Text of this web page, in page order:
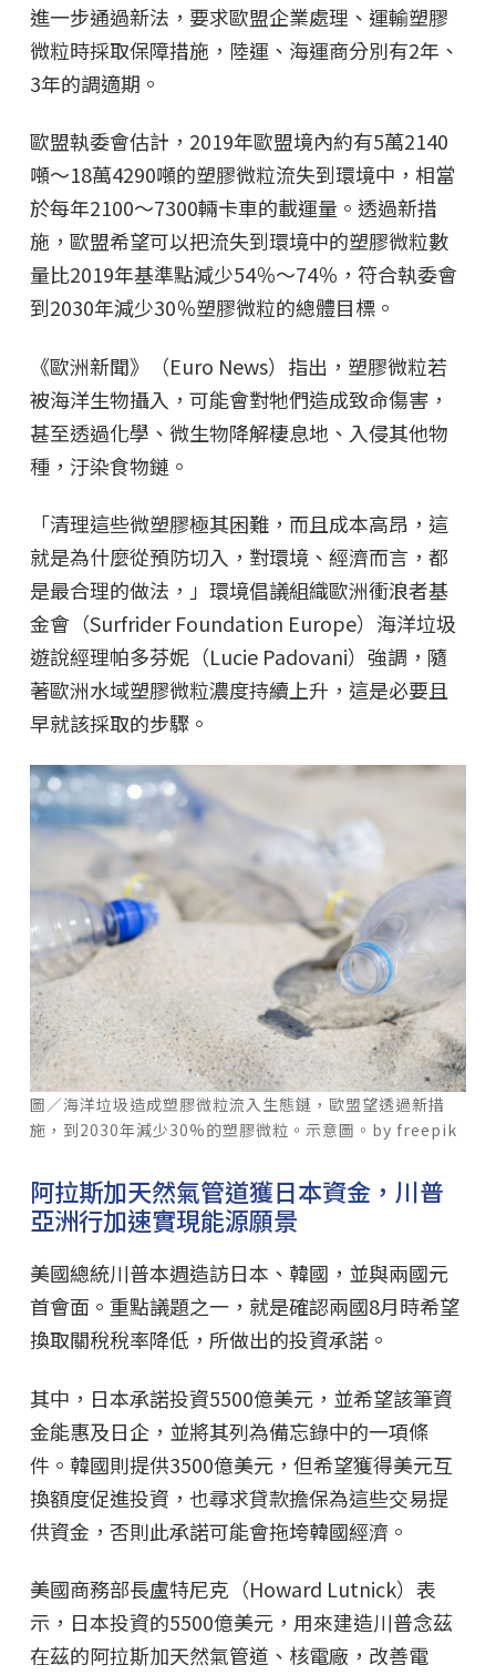
進一步通過新法，要求歐盟企業處理、運輸塑膠
微粒時採取保障措施，陸運、海運商分別有2年、
3年的調適期。
歐盟執委會估計，2019年歐盟境內約有5萬2140
噸～18萬4290噸的塑膠微粒流失到環境中，相當
於每年2100～7300輛卡車的載運量。透過新措
施，歐盟希望可以把流失到環境中的塑膠微粒數
量比2019年基準點減少54％～74％，符合執委會
到2030年減少30％塑膠微粒的總體目標。
《歐洲新聞》（Euro News）指出，塑膠微粒若
被海洋生物攝入，可能會對牠們造成致命傷害，
甚至透過化學、微生物降解棲息地、入侵其他物
種，汙染食物鏈。
「清理這些微塑膠極其困難，而且成本高昂，這
就是為什麼從預防切入，對環境、經濟而言，都
是最合理的做法，」環境倡議組織歐洲衝浪者基
金會（Surfrider Foundation Europe）海洋垃圾
遊說經理帕多芬妮（Lucie Padovani）強調，隨
著歐洲水域塑膠微粒濃度持續上升，這是必要且
早就該採取的步驟。
圖／海洋垃圾造成塑膠微粒流入生態鏈，歐盟望透過新措
施，到2030年減少30%的塑膠微粒。示意圖。by freepik
阿拉斯加天然氣管道獲日本資金，川普
亞洲行加速實現能源願景
美國總統川普本週造訪日本、韓國，並與兩國元
首會面。重點議題之一，就是確認兩國8月時希望
換取關稅稅率降低，所做出的投資承諾。
其中，日本承諾投資5500億美元，並希望該筆資
金能惠及日企，並將其列為備忘錄中的一項條
件。韓國則提供3500億美元，但希望獲得美元互
換額度促進投資，也尋求貸款擔保為這些交易提
供資金，否則此承諾可能會拖垮韓國經濟。
美國商務部長盧特尼克（Howard Lutnick）表
示，日本投資的5500億美元，用來建造川普念茲
在茲的阿拉斯加天然氣管道、核電廠，改善電